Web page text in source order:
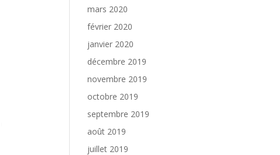
mars 2020
février 2020
janvier 2020
décembre 2019
novembre 2019
octobre 2019
septembre 2019
août 2019
juillet 2019